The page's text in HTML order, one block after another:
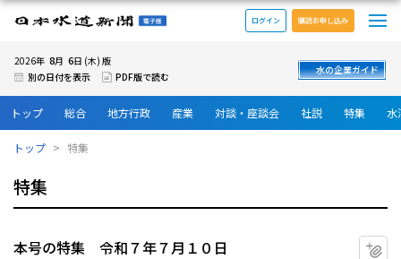
日本水道新聞 電子版
ログイン 購読お申し込み
2026年 8月 6日 (木) 版
別の日付を表示
PDF版で読む
水の企業ガイド
トップ 総合 地方行政 産業 対談・座談会 社説 特集 水
トップ 特集
特集
本号の特集 令和７年７月１０日